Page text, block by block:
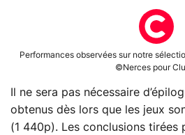
Performances observées sur notre
©Nerces pour
Il ne sera pas nécessaire
obtenus dès lors que les jeux
(1 440p). Les conclusions tirées